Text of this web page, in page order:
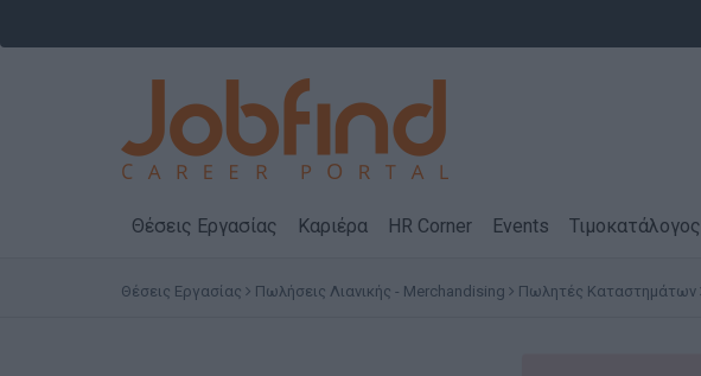
Θέσεις Εργασίας Καριέρα HR Corner Events Τιμοκατάλογος
Θέσεις Εργασίας Πωλήσεις Λιανικής - Merchandising Πωλητές Καταστημάτων